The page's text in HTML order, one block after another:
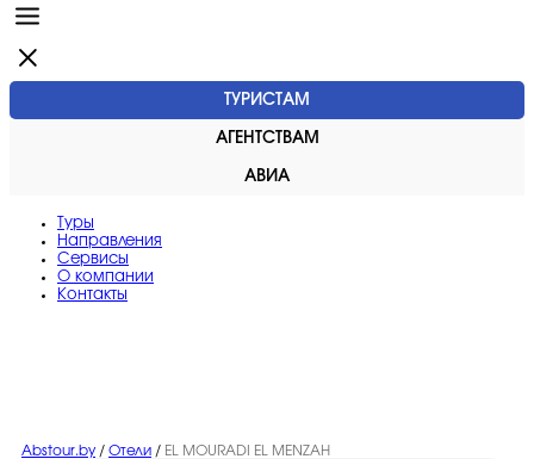
ТУРИСТАМ
АГЕНТСТВАМ
АВИА
Туры
Направления
Сервисы
O компании
Контакты
Abstour.by / Отели / EL MOURADI EL MENZAH